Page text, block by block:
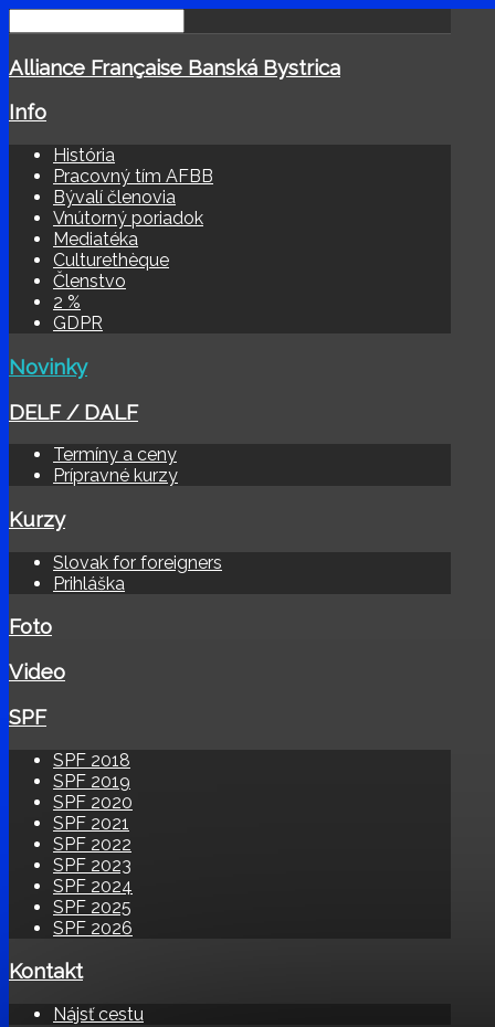
Alliance Française Banská Bystrica
Info
História
Pracovný tím AFBB
Bývalí členovia
Vnútorný poriadok
Mediatéka
Culturethèque
Členstvo
2 %
GDPR
Novinky
DELF / DALF
Termíny a ceny
Prípravné kurzy
Kurzy
Slovak for foreigners
Prihláška
Foto
Video
SPF
SPF 2018
SPF 2019
SPF 2020
SPF 2021
SPF 2022
SPF 2023
SPF 2024
SPF 2025
SPF 2026
Kontakt
Nájsť cestu